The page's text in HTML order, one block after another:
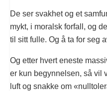
De ser svakhet og et
mykt, i moralsk forfall, og
til sitt fulle. Og å ta for seg
Og etter hvert eneste
er kun begynnelsen, så vil
luft og snakke om